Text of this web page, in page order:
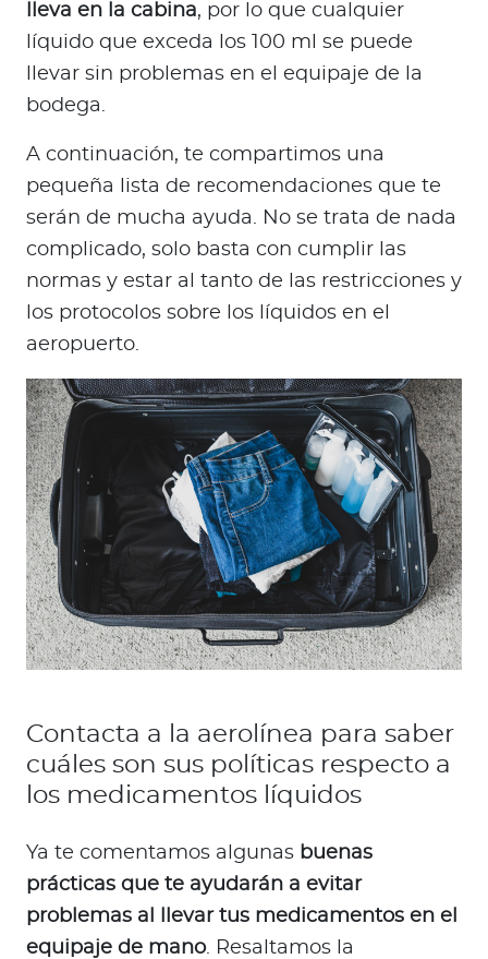
lleva en la cabina, por lo que cualquier
líquido que exceda los 100 ml se puede
llevar sin problemas en el equipaje de la
bodega.
A continuación, te compartimos una
pequeña lista de recomendaciones que te
serán de mucha ayuda. No se trata de nada
complicado, solo basta con cumplir las
normas y estar al tanto de las restricciones y
los protocolos sobre los líquidos en el
aeropuerto.
Contacta a la aerolínea para saber
cuáles son sus políticas respecto a
los medicamentos líquidos
Ya te comentamos algunas buenas
prácticas que te ayudarán a evitar
problemas al llevar tus medicamentos en el
equipaje de mano. Resaltamos la